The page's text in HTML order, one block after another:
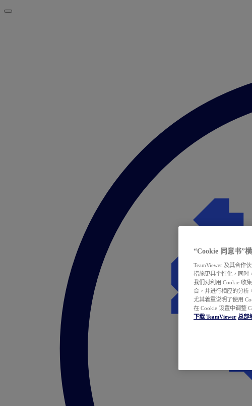
“Cookie 同意书”
TeamViewer 及其合作
措施更具个性化，同时
我们对利用 Cookie 收
合，并进行相应的分析
尤其着重说明了使用
在 Cookie 设置中调整
下载 TeamViewer 总部